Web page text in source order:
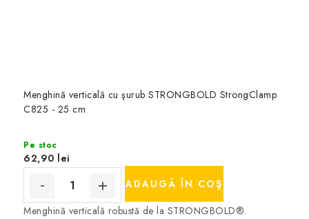
Menghină verticală cu şurub STRONGBOLD StrongClamp
C825 - 25 cm
Pe stoc
62,90 lei
ADAUGĂ ÎN COŞ
Menghină verticală robustă de la STRONGBOLD®.